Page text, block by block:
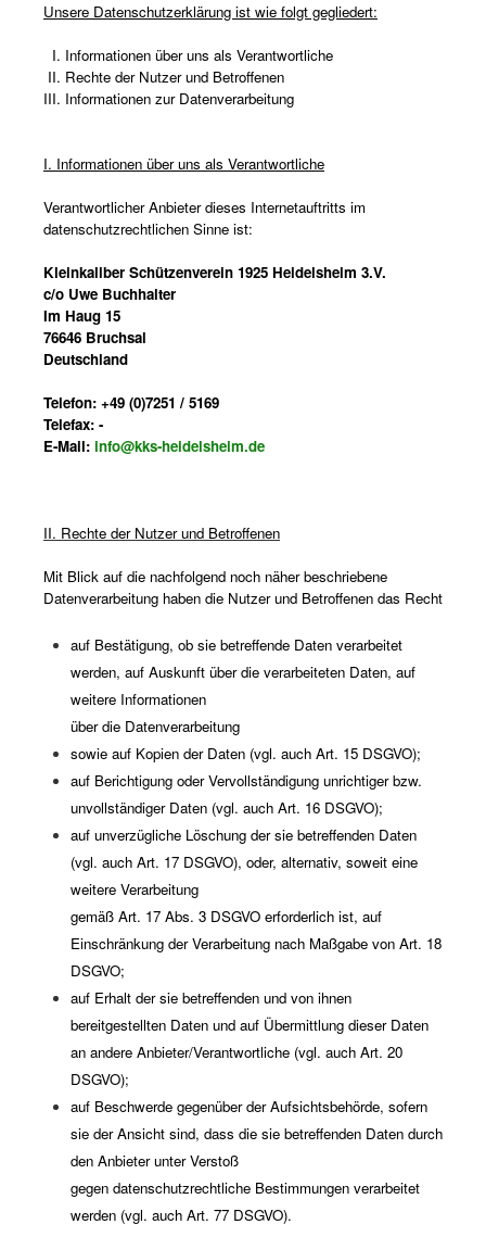
Unsere Datenschutzerklärung ist wie folgt gegliedert:
I. Informationen über uns als Verantwortliche
II. Rechte der Nutzer und Betroffenen
III. Informationen zur Datenverarbeitung
I. Informationen über uns als Verantwortliche
Verantwortlicher Anbieter dieses Internetauftritts im
datenschutzrechtlichen Sinne ist:
Kleinkaliber Schützenverein 1925 Heidelsheim 3.V.
c/o Uwe Buchhalter
Im Haug 15
76646 Bruchsal
Deutschland
Telefon: +49 (0)7251 / 5169
Telefax: -
E-Mail: info@kks-heidelsheim.de
II. Rechte der Nutzer und Betroffenen
Mit Blick auf die nachfolgend noch näher beschriebene
Datenverarbeitung haben die Nutzer und Betroffenen das Recht
auf Bestätigung, ob sie betreffende Daten verarbeitet
werden, auf Auskunft über die verarbeiteten Daten, auf
weitere Informationen
über die Datenverarbeitung
sowie auf Kopien der Daten (vgl. auch Art. 15 DSGVO);
auf Berichtigung oder Vervollständigung unrichtiger bzw.
unvollständiger Daten (vgl. auch Art. 16 DSGVO);
auf unverzügliche Löschung der sie betreffenden Daten
(vgl. auch Art. 17 DSGVO), oder, alternativ, soweit eine
weitere Verarbeitung
gemäß Art. 17 Abs. 3 DSGVO erforderlich ist, auf
Einschränkung der Verarbeitung nach Maßgabe von Art. 18
DSGVO;
auf Erhalt der sie betreffenden und von ihnen
bereitgestellten Daten und auf Übermittlung dieser Daten
an andere Anbieter/Verantwortliche (vgl. auch Art. 20
DSGVO);
auf Beschwerde gegenüber der Aufsichtsbehörde, sofern
sie der Ansicht sind, dass die sie betreffenden Daten durch
den Anbieter unter Verstoß
gegen datenschutzrechtliche Bestimmungen verarbeitet
werden (vgl. auch Art. 77 DSGVO).